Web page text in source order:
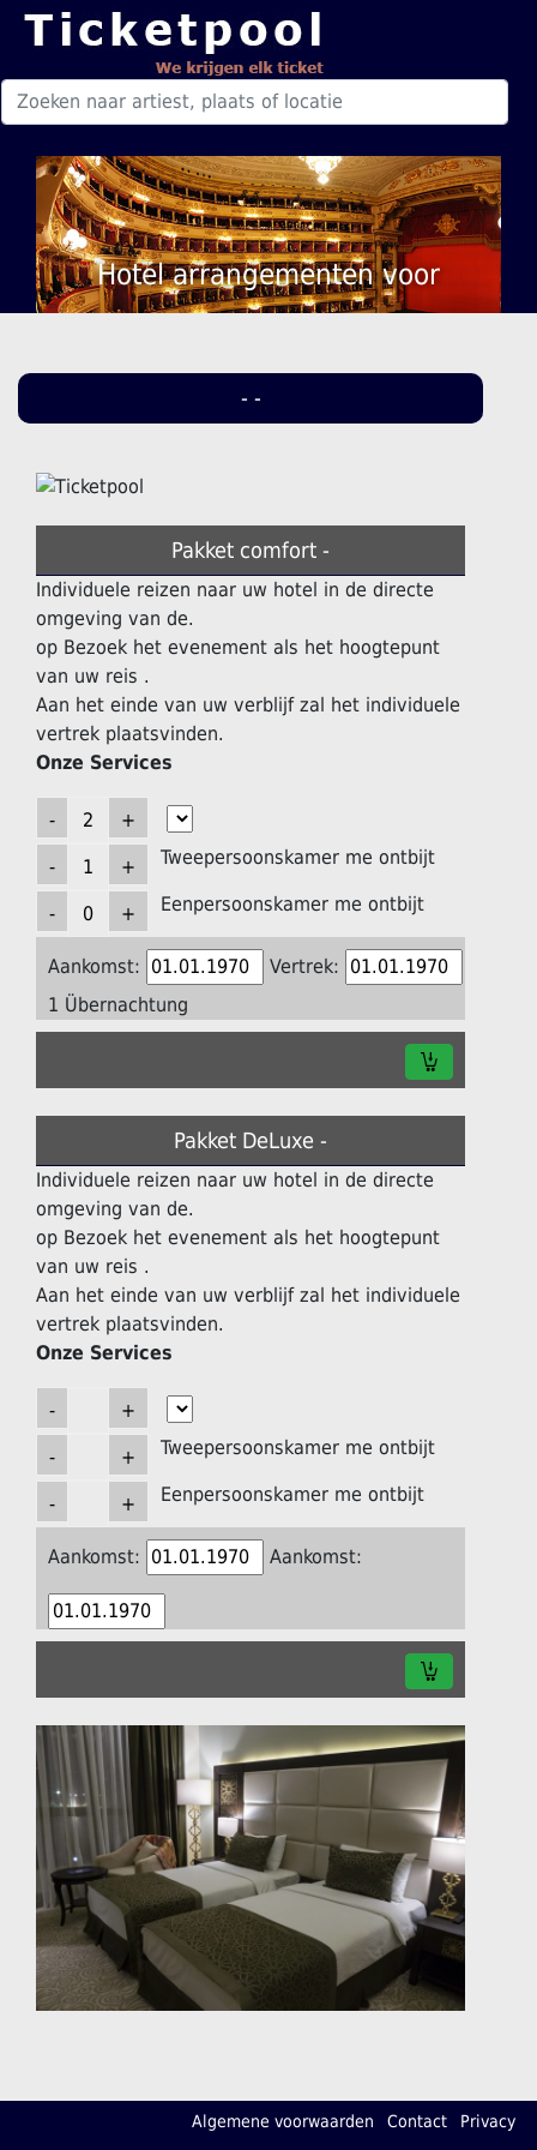
Hotel arrangementen voor
- -
Pakket comfort -
Individuele reizen naar uw hotel in de directe
omgeving van de.
op Bezoek het evenement als het hoogtepunt
van uw reis .
Aan het einde van uw verblijf zal het individuele
vertrek plaatsvinden.
Onze Services
Tweepersoonskamer me ontbijt
Eenpersoonskamer me ontbijt
Aankomst:
Vertrek:
1 Übernachtung
Pakket DeLuxe -
Individuele reizen naar uw hotel in de directe
omgeving van de.
op Bezoek het evenement als het hoogtepunt
van uw reis .
Aan het einde van uw verblijf zal het individuele
vertrek plaatsvinden.
Onze Services
Tweepersoonskamer me ontbijt
Eenpersoonskamer me ontbijt
Aankomst: Aankomst:
Algemene voorwaarden Contact Privacy